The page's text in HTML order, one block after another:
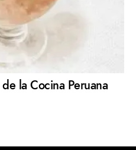
la Cocina Peruana